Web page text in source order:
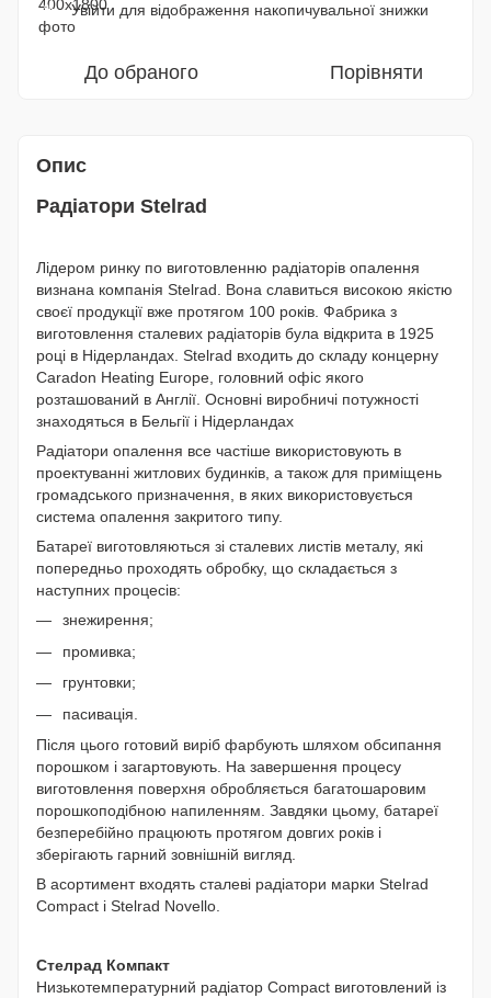
% Увійти для відображення накопичувальної знижки
До обраного Порівняти
Опис
Радіатори Stelrad
Лідером ринку по виготовленню радіаторів опалення
визнана компанія Stelrad. Вона славиться високою якістю
своєї продукції вже протягом 100 років. Фабрика з
виготовлення сталевих радіаторів була відкрита в 1925
році в Нідерландах. Stelrad входить до складу концерну
Caradon Heating Europe, головний офіс якого
розташований в Англії. Основні виробничі потужності
знаходяться в Бельгії і Нідерландах
Радіатори опалення все частіше використовують в
проектуванні житлових будинків, а також для приміщень
громадського призначення, в яких використовується
система опалення закритого типу.
Батареї виготовляються зі сталевих листів металу, які
попередньо проходять обробку, що складається з
наступних процесів:
знежирення;
промивка;
грунтовки;
пасивація.
Після цього готовий виріб фарбують шляхом обсипання
порошком і загартовують. На завершення процесу
виготовлення поверхня обробляється багатошаровим
порошкоподібною напиленням. Завдяки цьому, батареї
безперебійно працюють протягом довгих років і
зберігають гарний зовнішній вигляд.
В асортимент входять сталеві радіатори марки Stelrad
Compact і Stelrad Novello.
Стелрад Компакт
Низькотемпературний радіатор Compact виготовлений із